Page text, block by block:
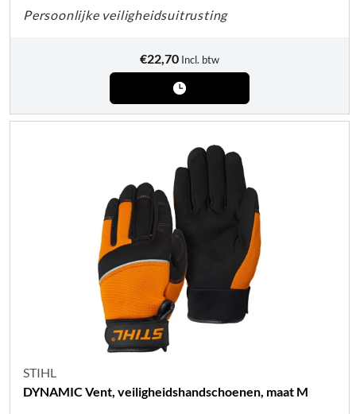
Persoonlijke veiligheidsuitrusting
€22,70 Incl. btw
STIHL
DYNAMIC Vent, veiligheidshandschoenen, maat M